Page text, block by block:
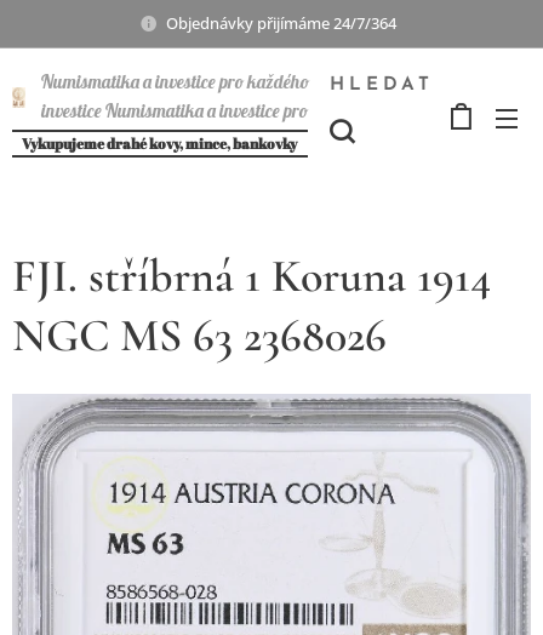
Objednávky přijímáme 24/7/364
Numismatika a investice pro každého
investice Numismatika a investice pro
každého
Vykupujeme drahé kovy, mince, bankovky
HLEDAT
FJI. stříbrná 1 Koruna 1914
NGC MS 63 2368026